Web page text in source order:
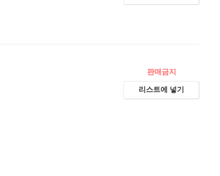
판매금지
리스트에 넣기